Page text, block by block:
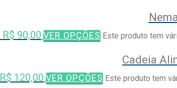
R$ 90,00 VER OPÇÕES Este produto tem
Cadeia
R$ 120,00 VER OPÇÕES Este produto tem